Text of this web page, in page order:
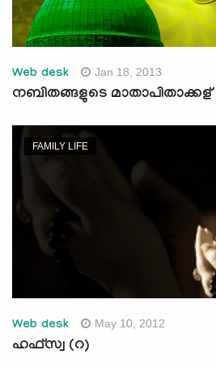
Web desk Jan 18, 2013
നബിതങ്ങളുടെ മാതാപിതാക്കള്
FAMILY LIFE
Web desk May 10, 2012
ഹഫ്‌സ്വ (റ)